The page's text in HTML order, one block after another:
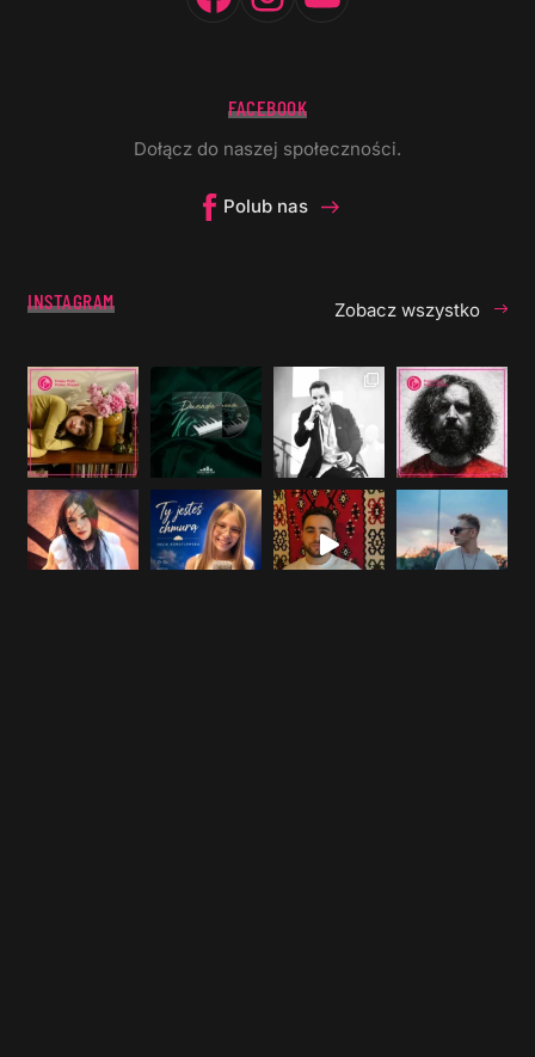
FACEBOOK
Dołącz do naszej społeczności.
Polub nas
INSTAGRAM Zobacz wszystko